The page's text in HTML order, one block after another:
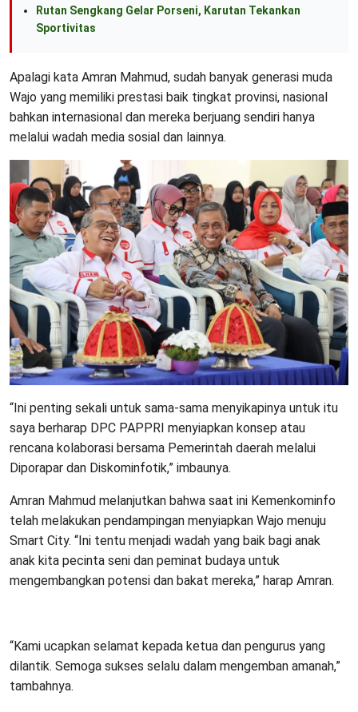
Rutan Sengkang Gelar Porseni, Karutan Tekankan
Sportivitas
Apalagi kata Amran Mahmud, sudah banyak generasi muda
Wajo yang memiliki prestasi baik tingkat provinsi, nasional
bahkan internasional dan mereka berjuang sendiri hanya
melalui wadah media sosial dan lainnya.
“Ini penting sekali untuk sama-sama menyikapinya untuk itu
saya berharap DPC PAPPRI menyiapkan konsep atau
rencana kolaborasi bersama Pemerintah daerah melalui
Diporapar dan Diskominfotik,” imbaunya.
Amran Mahmud melanjutkan bahwa saat ini Kemenkominfo
telah melakukan pendampingan menyiapkan Wajo menuju
Smart City. “Ini tentu menjadi wadah yang baik bagi anak
anak kita pecinta seni dan peminat budaya untuk
mengembangkan potensi dan bakat mereka,” harap Amran.
“Kami ucapkan selamat kepada ketua dan pengurus yang
dilantik. Semoga sukses selalu dalam mengemban amanah,”
tambahnya.